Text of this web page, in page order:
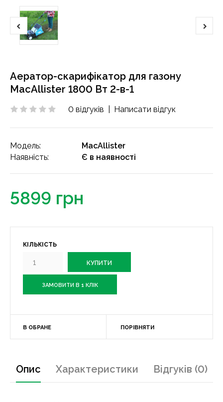
Аератор-скарифікатор для газону
MacAllister 1800 Вт 2-в-1
0 відгуків Написати відгук
Модель:
MacAllister
Наявність:
Є в наявності
5899 грн
КІЛЬКІСТЬ
ЗАМОВИТИ В 1 КЛІК
В ОБРАНЕ ПОРІВНЯТИ
Опис Характеристики Відгуків (0)